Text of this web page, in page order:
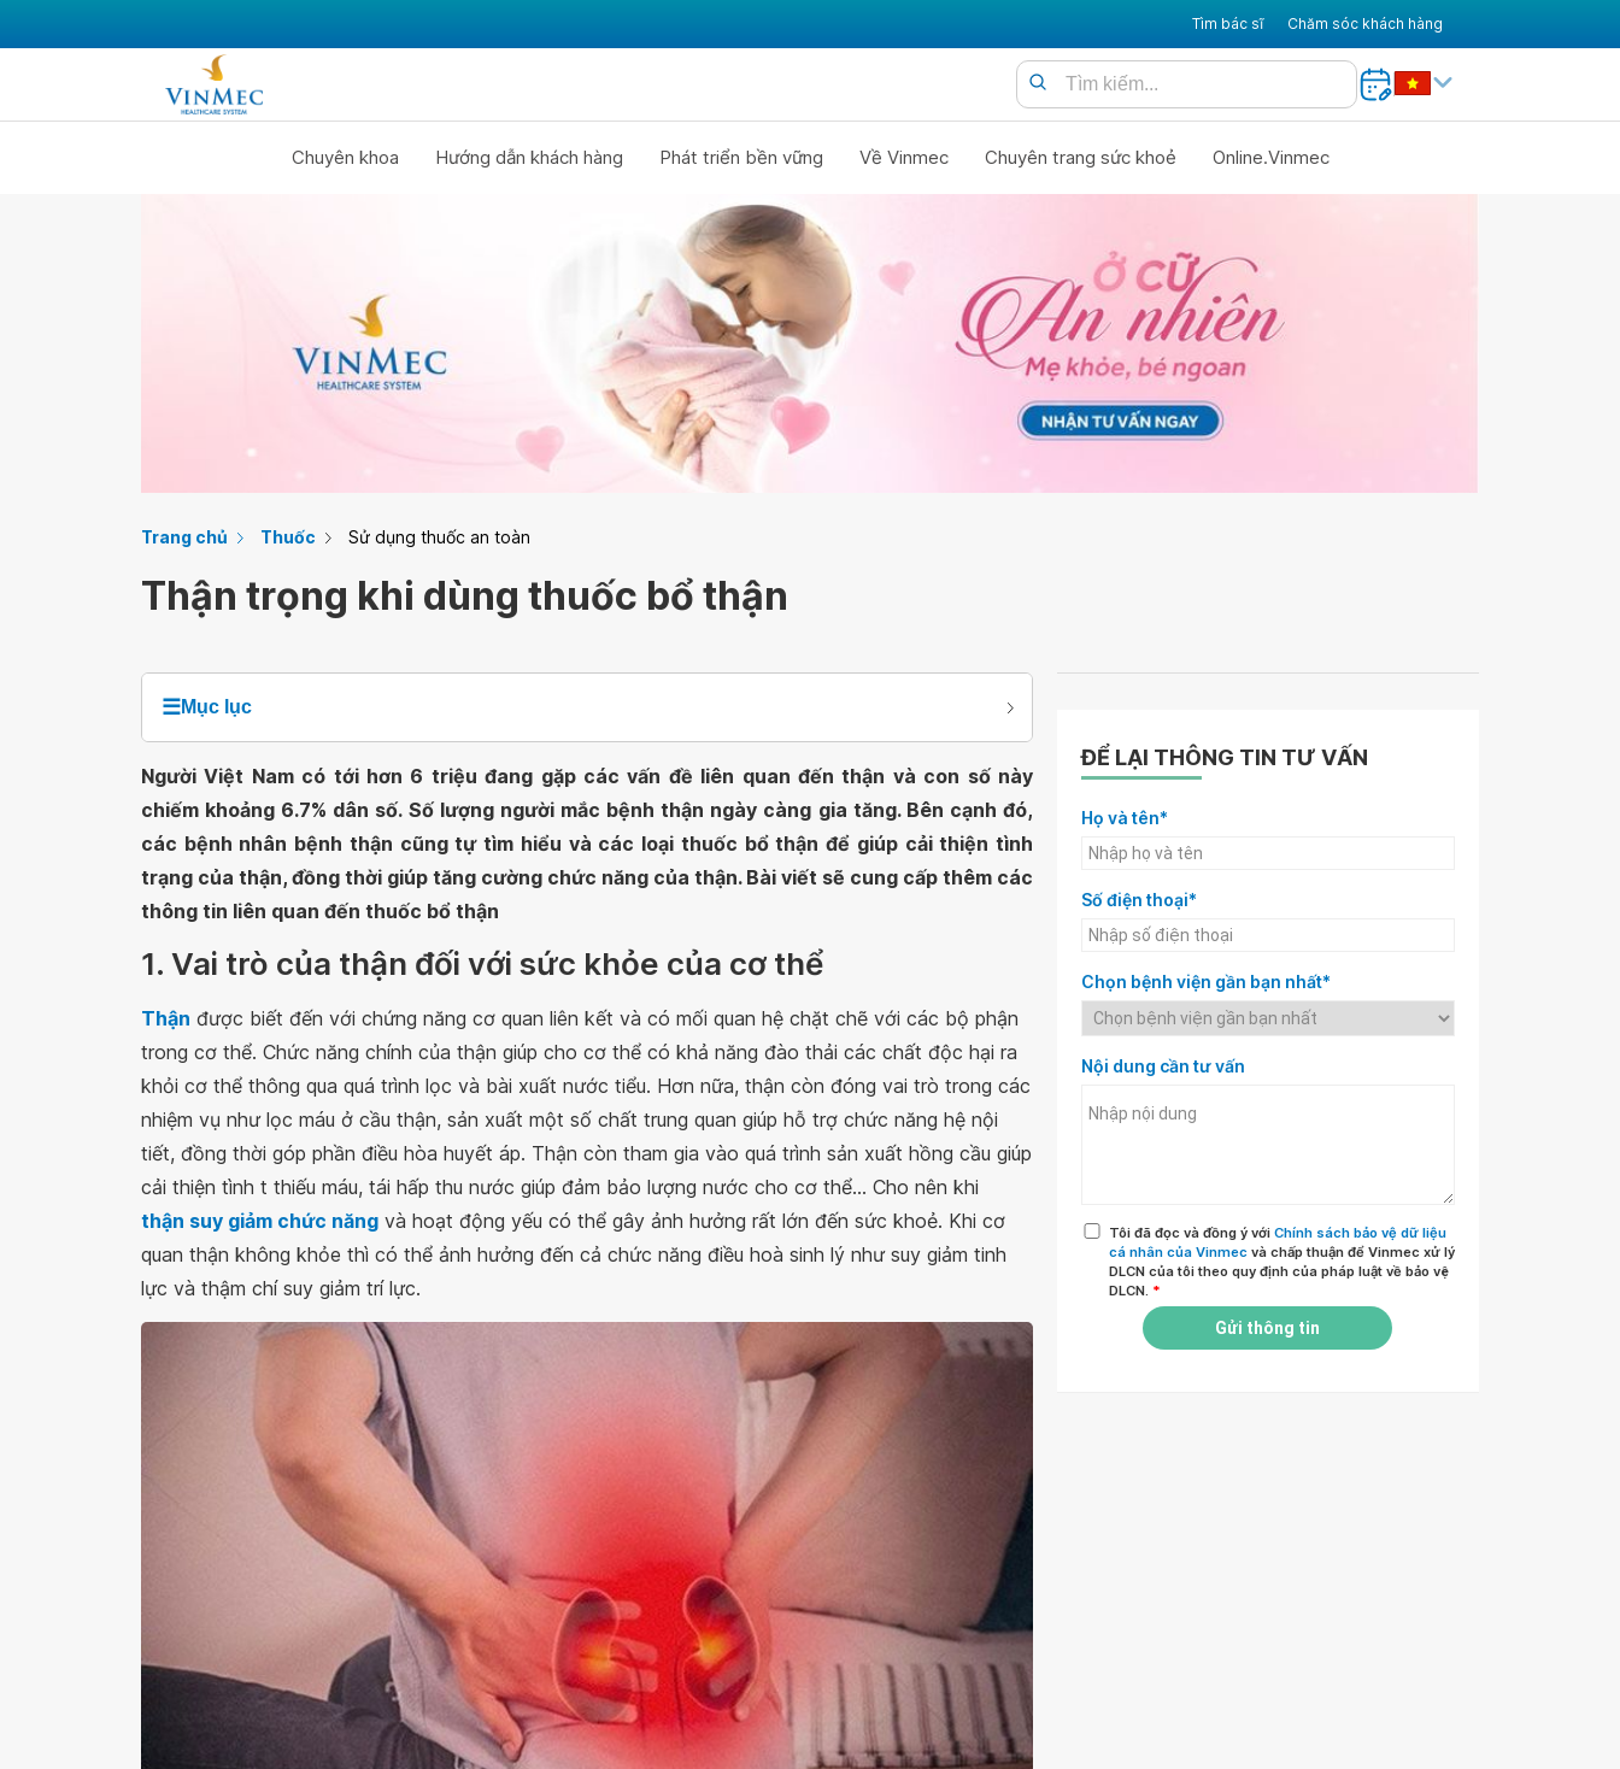
Tìm bác sĩ Chăm sóc khách hàng
Chuyên khoa Hướng dẫn khách hàng Phát triển bền vững Về Vinmec Chuyên trang sức khoẻ Online.Vinmec
Trang chủ Thuốc Sử dụng thuốc an toàn
Thận trọng khi dùng thuốc bổ thận
☰Mục lục
Người Việt Nam có tới hơn 6 triệu đang gặp các vấn đề liên quan đến thận và con số này
chiếm khoảng 6.7% dân số. Số lượng người mắc bệnh thận ngày càng gia tăng. Bên cạnh đó,
các bệnh nhân bệnh thận cũng tự tìm hiểu và các loại thuốc bổ thận để giúp cải thiện tình
trạng của thận, đồng thời giúp tăng cường chức năng của thận. Bài viết sẽ cung cấp thêm các
thông tin liên quan đến thuốc bổ thận
1. Vai trò của thận đối với sức khỏe của cơ thể
Thận được biết đến với chứng năng cơ quan liên kết và có mối quan hệ chặt chẽ với các bộ phận
trong cơ thể. Chức năng chính của thận giúp cho cơ thể có khả năng đào thải các chất độc hại ra
khỏi cơ thể thông qua quá trình lọc và bài xuất nước tiểu. Hơn nữa, thận còn đóng vai trò trong các
nhiệm vụ như lọc máu ở cầu thận, sản xuất một số chất trung quan giúp hỗ trợ chức năng hệ nội
tiết, đồng thời góp phần điều hòa huyết áp. Thận còn tham gia vào quá trình sản xuất hồng cầu giúp
cải thiện tình t thiếu máu, tái hấp thu nước giúp đảm bảo lượng nước cho cơ thể... Cho nên khi
thận suy giảm chức năng và hoạt động yếu có thể gây ảnh hưởng rất lớn đến sức khoẻ. Khi cơ
quan thận không khỏe thì có thể ảnh hưởng đến cả chức năng điều hoà sinh lý như suy giảm tinh
lực và thậm chí suy giảm trí lực.
ĐỂ LẠI THÔNG TIN TƯ VẤN
Họ và tên*
Số điện thoại*
Chọn bệnh viện gần bạn nhất*
Nội dung cần tư vấn
Tôi đã đọc và đồng ý với Chính sách bảo vệ dữ liệu
cá nhân của Vinmec và chấp thuận để Vinmec xử lý
DLCN của tôi theo quy định của pháp luật về bảo vệ
DLCN. *
Gửi thông tin